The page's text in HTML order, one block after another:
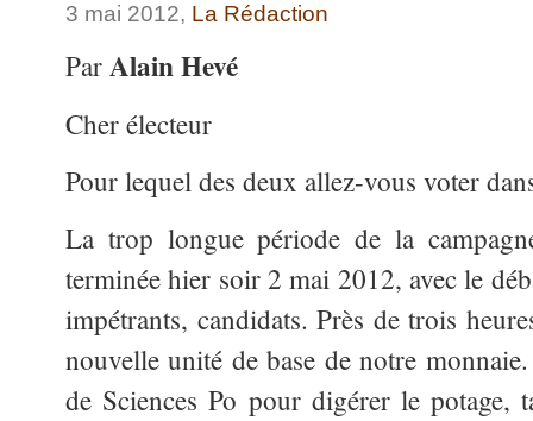
3 mai 2012, La Rédaction
ParAlain Hevé
Cher électeur
Pour lequel des deux allez-vous voter
La trop longue période de la
terminée hier soir 2 mai 2012, avec le
impétrants, candidats. Près de trois
nouvelle unité de base de notre
de Sciences Po pour digérer le potage,